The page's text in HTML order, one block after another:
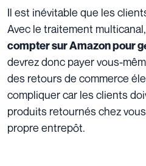
Il est inévitable que les
Avec le traitement
compter sur Amazon pour
devrez donc payer vous-
des retours de commerce
compliquer car les clients
produits retournés chez vous
propre entrepôt.